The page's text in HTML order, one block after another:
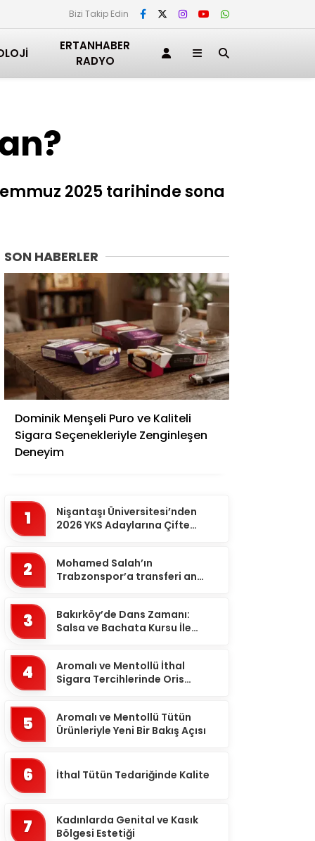
Bizi Takip Edin
ERTANHABER
RADYO
2025 tarihinde sona
SON HABERLER
Dominik Menşeli Puro ve Kaliteli
Sigara Seçenekleriyle Zenginleşen
Deneyim
1
Nişantaşı Üniversitesi’nden
2026 YKS Adaylarına Çifte
2
Mohamed Salah’ın
Trabzonspor’a transferi an
3
Bakırköy’de Dans Zamanı:
Salsa ve Bachata Kursu İle
4
Aromalı ve Mentollü İthal
Sigara Tercihlerinde Oris
5
Aromalı ve Mentollü Tütün
Ürünleriyle Yeni Bir Bakış Açısı
6 İthal Tütün Tedariğinde Kalite
7
Kadınlarda Genital ve Kasık
Bölgesi Estetiği
Adana
Adıyaman
Afyonkarahisar
Amasya
Antalya
Artvin
Aydın
Balıkesir
Bartın
Batman
Bayburt
Bilecik
Bingöl
Bitlis
Bolu